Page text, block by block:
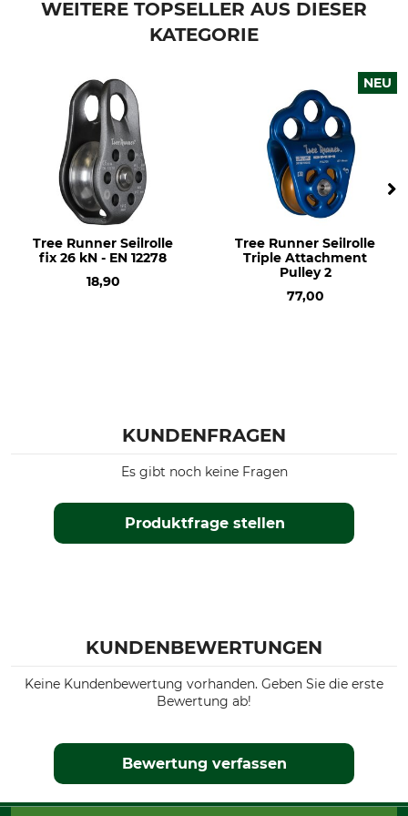
23 kN
295 g
WEITERE TOPSELLER AUS DIESER
KATEGORIE
Tree Runner Seilrolle
fix 26 kN - EN 12278
18,90
NEU
Tree Runner Seilrolle
Triple Attachment
Pulley 2
77,00
KUNDENFRAGEN
Produktfrage stellen
Es gibt noch keine Fragen
KUNDENBEWERTUNGEN
Keine Kundenbewertung vorhanden. Geben Sie die erste
Bewertung ab!
Bewertung verfassen